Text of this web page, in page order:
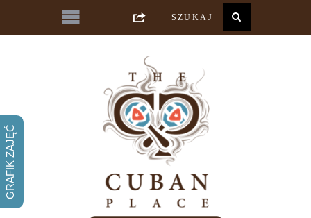
GRAFIK ZAJĘĆ